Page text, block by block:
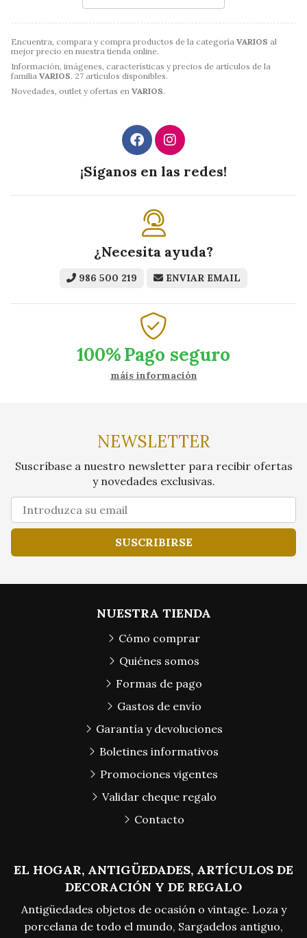
Encuentra, compara y compra productos de la categoría VARIOS al
mejor precio en nuestra tienda online.
Información, imágenes, características y precios de artículos de la
familia VARIOS. 27 artículos disponibles.
Novedades, outlet y ofertas en VARIOS.
¡Síganos en las redes!
¿Necesita ayuda?
986 500 219 ENVIAR EMAIL
100%Pago seguro
máis información
NEWSLETTER
Suscríbase a nuestro newsletter para recibir ofertas
y novedades exclusivas.
SUSCRIBIRSE
EL HOGAR, ANTIGÜEDADES, ARTÍCULOS DE
DECORACIÓN Y DE REGALO
Antigüedades objetos de ocasión o vintage. Loza y
porcelana de todo el mundo, Sargadelos antiguo,
NUESTRA TIENDA
Cómo comprar
Quiénes somos
Formas de pago
Gastos de envío
Garantía y devoluciones
Boletines informativos
Promociones vigentes
Validar cheque regalo
Contacto